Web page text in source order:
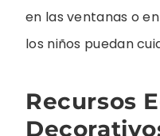
en las ventanas o
los niños puedan
Recursos